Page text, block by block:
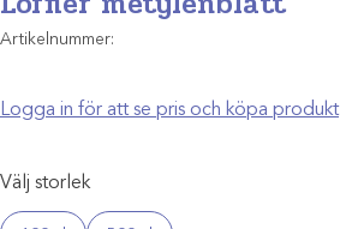
Artikelnummer:
Logga in för att se pris och köpa produkt
Välj storlek